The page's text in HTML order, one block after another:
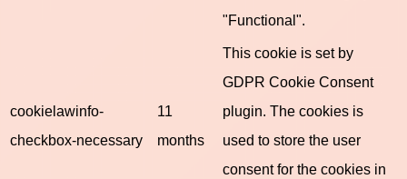
"Functional".
cookielawinfo-
checkbox-necessary
11
months
This cookie is set by
GDPR Cookie Consent
plugin. The cookies is
used to store the user
consent for the cookies in